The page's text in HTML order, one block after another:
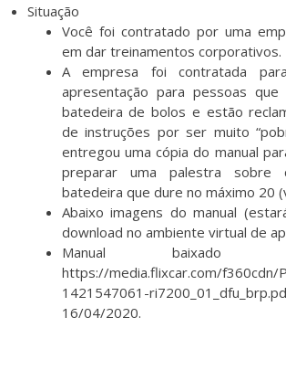
Situação
Você foi contratado por uma
em dar treinamentos corporativos.
A empresa foi contratada
apresentação para pessoas que
batedeira de bolos e estão
de instruções por ser muito
entregou uma cópia do manual
preparar uma palestra sobre
batedeira que dure no máximo 20
Abaixo imagens do manual
download no ambiente virtual de
Manual
https://media.flixcar.com/f360cdn/
1421547061-
16/04/2020.